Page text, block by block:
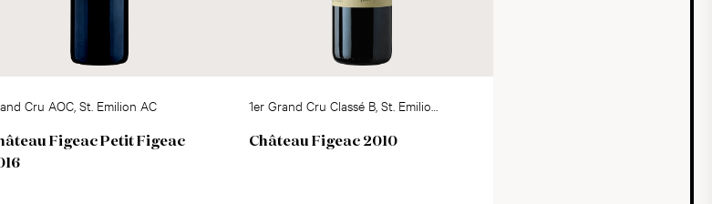
Cru AOC, St. Emilion AC
Figeac Petit Figeac
1er Grand Cru Classé B, St. Emilion
Château Figeac 2010